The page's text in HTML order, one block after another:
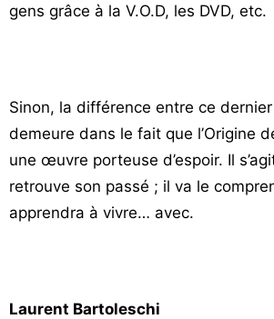
gens grâce à la V.O.D, les DVD, etc.
Sinon, la différence entre ce
demeure dans le fait que l’Origine
une œuvre porteuse d’espoir. Il
retrouve son passé ; il va le
apprendra à vivre… avec.
Laurent Bartoleschi